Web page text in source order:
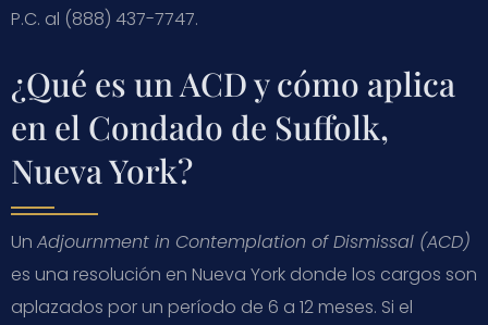
P.C. al (888) 437-7747.
¿Qué es un ACD y cómo aplica
en el Condado de Suffolk,
Nueva York?
Un Adjournment in Contemplation of Dismissal (ACD)
es una resolución en Nueva York donde los cargos son
aplazados por un período de 6 a 12 meses. Si el